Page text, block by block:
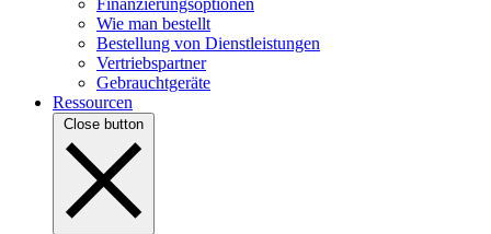
Finanzierungsoptionen
Wie man bestellt
Bestellung von Dienstleistungen
Vertriebspartner
Gebrauchtgeräte
Ressourcen
Close button